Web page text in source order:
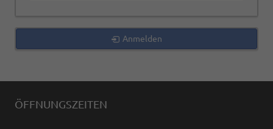
Anmelden
ÖFFNUNGSZEITEN